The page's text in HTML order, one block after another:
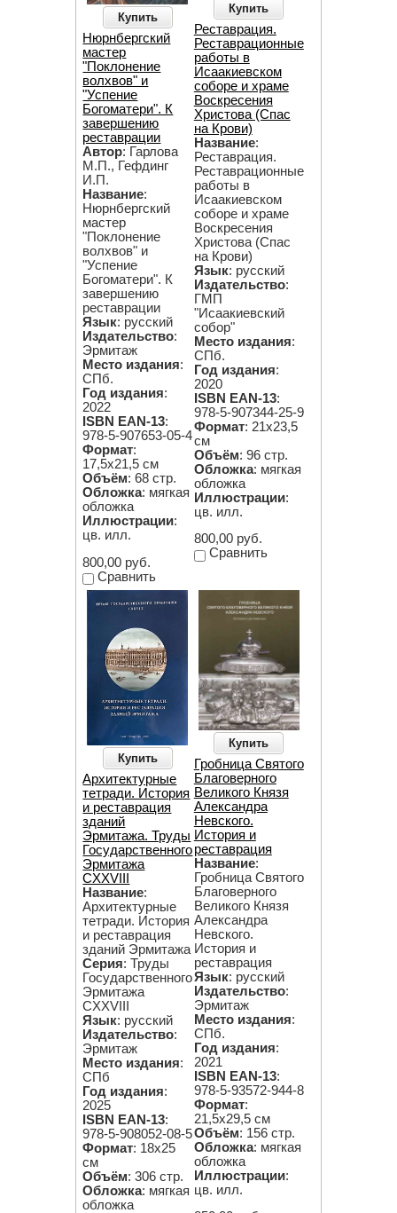
Купить
Нюрнбергский
мастер
"Поклонение
волхвов" и
"Успение
Богоматери". К
завершению
реставрации
Автор: Гарлова
М.П., Гефдинг
И.П.
Название:
Нюрнбергский
мастер
"Поклонение
волхвов" и
"Успение
Богоматери". К
завершению
реставрации
Язык: русский
Издательство:
Эрмитаж
Место издания:
СПб.
Год издания:
2022
ISBN EAN-13:
978-5-907653-05-4
Формат:
17,5х21,5 см
Объём: 68 стр.
Обложка: мягкая
обложка
Иллюстрации:
цв. илл.
800,00 руб.
Сравнить
Купить
Реставрация.
Реставрационные
работы в
Исаакиевском
соборе и храме
Воскресения
Христова (Спас
на Крови)
Название:
Реставрация.
Реставрационные
работы в
Исаакиевском
соборе и храме
Воскресения
Христова (Спас
на Крови)
Язык: русский
Издательство:
ГМП
"Исаакиевский
собор"
Место издания:
СПб.
Год издания:
2020
ISBN EAN-13:
978-5-907344-25-9
Формат: 21х23,5
см
Объём: 96 стр.
Обложка: мягкая
обложка
Иллюстрации:
цв. илл.
800,00 руб.
Сравнить
Купить
Архитектурные
тетради. История
и реставрация
зданий
Эрмитажа. Труды
Государственного
Эрмитажа
CXXVIII
Название:
Архитектурные
тетради. История
и реставрация
зданий Эрмитажа
Серия: Труды
Государственного
Эрмитажа
CXXVIII
Язык: русский
Издательство:
Эрмитаж
Место издания:
СПб
Год издания:
2025
ISBN EAN-13:
978-5-908052-08-5
Формат: 18х25
см
Объём: 306 стр.
Обложка: мягкая
обложка
Купить
Гробница Святого
Благоверного
Великого Князя
Александра
Невского.
История и
реставрация
Название:
Гробница Святого
Благоверного
Великого Князя
Александра
Невского.
История и
реставрация
Язык: русский
Издательство:
Эрмитаж
Место издания:
СПб.
Год издания:
2021
ISBN EAN-13:
978-5-93572-944-8
Формат:
21,5х29,5 см
Объём: 156 стр.
Обложка: мягкая
обложка
Иллюстрации:
цв. илл.